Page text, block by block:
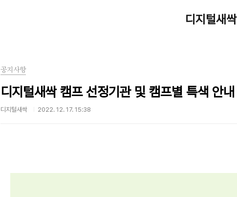
디지털새싹
공지사항
디지털새싹 캠프 선정기관 및 캠프별 특색 안내
디지털새싹 2022. 12. 17. 15:38